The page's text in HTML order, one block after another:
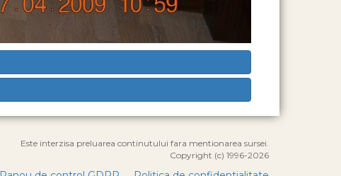
Este interzisa preluarea continutului fara mentionarea sursei.
Copyright (c) 1996-2026